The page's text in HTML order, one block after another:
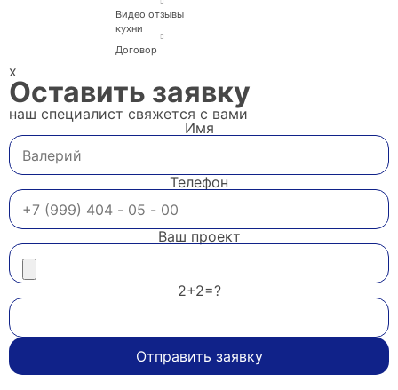
Видео отзывы
кухни
Договор
x
Оставить заявку
наш специалист свяжется с вами
Имя
Телефон
Ваш проект
2+2=?
Отправить заявку